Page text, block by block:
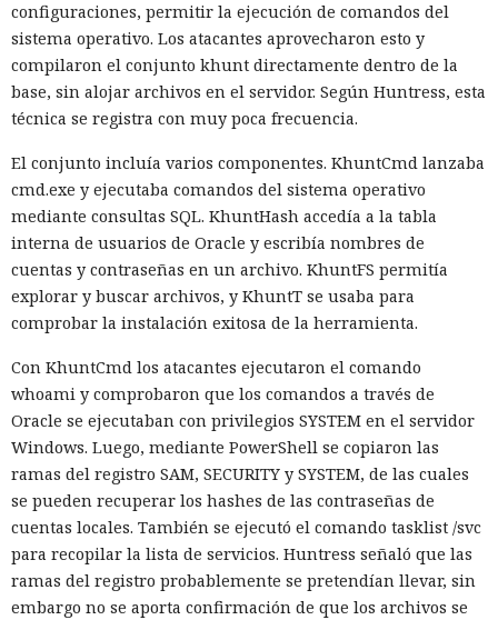
configuraciones, permitir la ejecución de comandos del
sistema operativo. Los atacantes aprovecharon esto y
compilaron el conjunto khunt directamente dentro de la
base, sin alojar archivos en el servidor. Según Huntress, esta
técnica se registra con muy poca frecuencia.
El conjunto incluía varios componentes. KhuntCmd lanzaba
cmd.exe y ejecutaba comandos del sistema operativo
mediante consultas SQL. KhuntHash accedía a la tabla
interna de usuarios de Oracle y escribía nombres de
cuentas y contraseñas en un archivo. KhuntFS permitía
explorar y buscar archivos, y KhuntT se usaba para
comprobar la instalación exitosa de la herramienta.
Con KhuntCmd los atacantes ejecutaron el comando
whoami y comprobaron que los comandos a través de
Oracle se ejecutaban con privilegios SYSTEM en el servidor
Windows. Luego, mediante PowerShell se copiaron las
ramas del registro SAM, SECURITY y SYSTEM, de las cuales
se pueden recuperar los hashes de las contraseñas de
cuentas locales. También se ejecutó el comando tasklist /svc
para recopilar la lista de servicios. Huntress señaló que las
ramas del registro probablemente se pretendían llevar, sin
embargo no se aporta confirmación de que los archivos se